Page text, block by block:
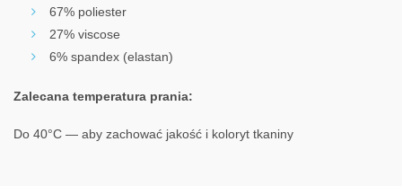
67% poliester
27% viscose
6% spandex (elastan)
Zalecana temperatura prania:
Do 40°C — aby zachować jakość i koloryt tkaniny